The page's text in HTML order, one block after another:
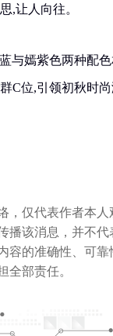
,让人向往。
蓝与嫣紫色两种配
C位,引领初秋时
，仅代表作者本
播该消息，并不
容的准确性、可
全部责任。